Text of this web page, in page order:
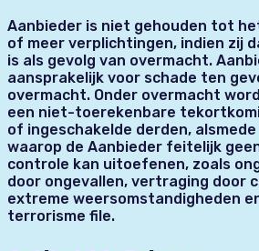
Aanbieder is niet gehouden tot
of meer verplichtingen, indien zij
is als gevolg van overmacht.
aansprakelijk voor schade ten
overmacht. Onder overmacht
een niet-toerekenbare
of ingeschakelde derden,
waarop de Aanbieder feitelijk
controle kan uitoefenen, zoals
door ongevallen, vertraging door
extreme weersomstandigheden
terrorisme file.